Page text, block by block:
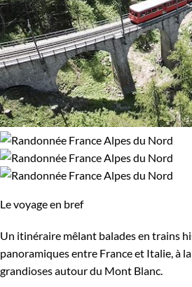
Le voyage en bref
Un itinéraire mêlant balades en trains
panoramiques entre France et Italie, à
grandioses autour du Mont Blanc.